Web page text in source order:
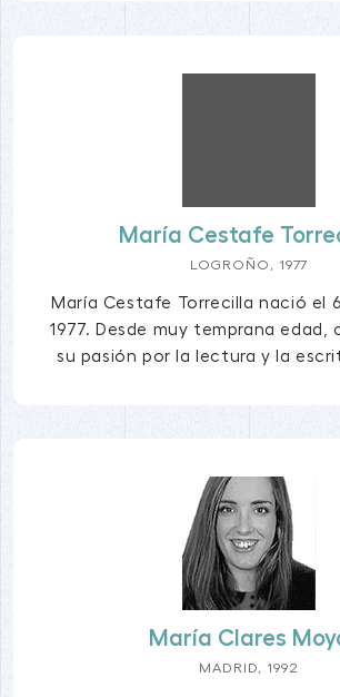
María Cestafe
LOGROÑO, 1977
María Cestafe Torrecilla nació el
1977. Desde muy temprana edad,
su pasión por la lectura y la
María Clares
MADRID, 1992